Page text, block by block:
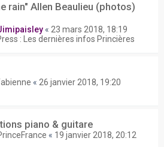
rain" Allen Beaulieu (photos)
« 23 mars 2018, 18:19
: Les dernières infos Princières
« 26 janvier 2018, 19:20
piano & guitare
« 19 janvier 2018, 20:12